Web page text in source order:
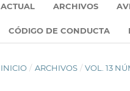
ACTUAL ARCHIVOS
CÓDIGO DE CONDUCTA
INICIO / ARCHIVOS / VOL. 13